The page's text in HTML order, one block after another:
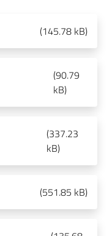
(145.78 kB)
(90.79
kB)
(337.23
kB)
(551.85 kB)